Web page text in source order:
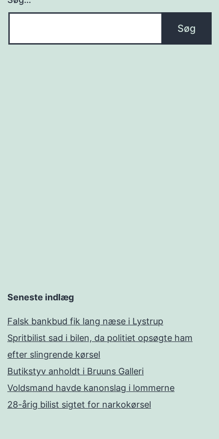
Seneste indlæg
Falsk bankbud fik lang næse i Lystrup
Spritbilist sad i bilen, da politiet opsøgte ham
efter slingrende kørsel
Butikstyv anholdt i Bruuns Galleri
Voldsmand havde kanonslag i lommerne
28-årig bilist sigtet for narkokørsel